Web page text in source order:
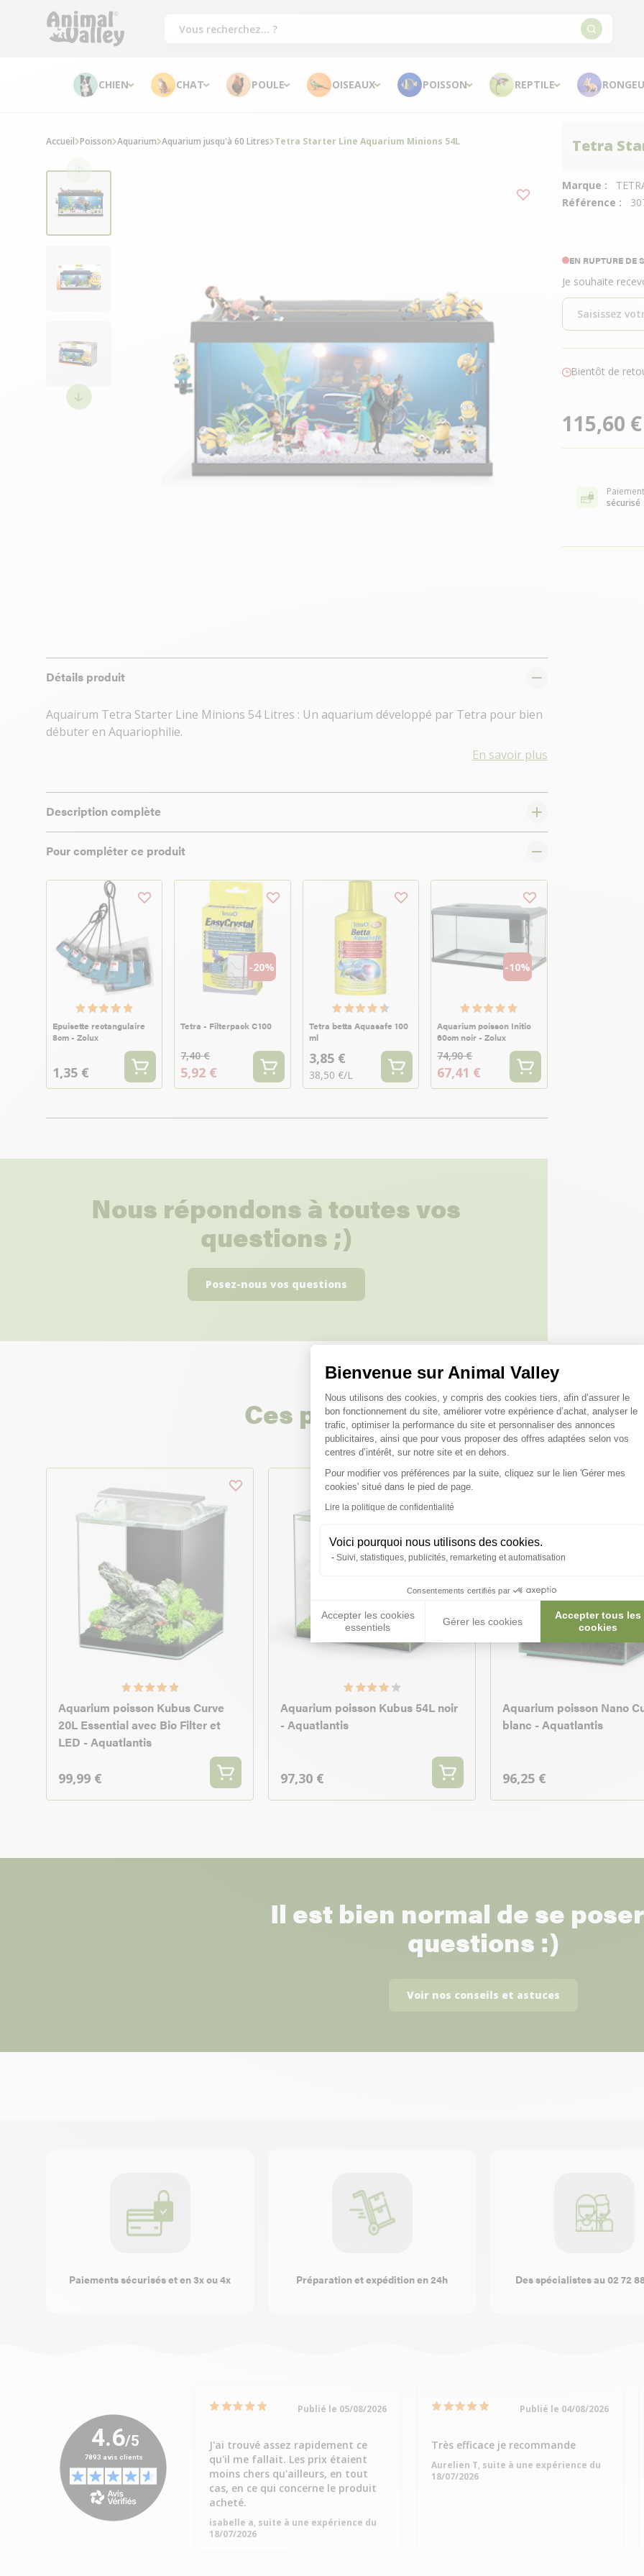
Bienvenue sur Animal Valley
Plateforme de Gestion du
Nous utilisons des cookies, y compris des cookies tiers, afin d’assurer le
bon fonctionnement du site, améliorer votre expérience d’achat, analyser le
trafic, optimiser la performance du site et personnaliser des annonces
publicitaires, ainsi que pour vous proposer des offres adaptées selon vos
centres d’intérêt, sur notre site et en dehors.
Pour modifier vos préférences par la suite, cliquez sur le lien 'Gérer mes
cookies' situé dans le pied de page.
Lire la politique de confidentialité
Voici pourquoi nous utilisons des cookies.
Suivi, statistiques, publicités, remarketing et automatisation
Consentements certifiés par
Accepter les cookies
essentiels
Gérer les cookies
Accepter tous les
cookies
Axeptio consent
CHIEN CHAT POULE OISEAUX POISSON REPTILE
Tetra
Marque :
Référence :
EN RUPTURE DE
Je souhaite
Bientôt de
115,60 €
Paiement
sécurisé
Détails produit
Aquairum Tetra Starter Line Minions 54 Litres : Un aquarium développé par Tetra pour bien
débuter en Aquariophilie.
En savoir plus
Description complète
Pour compléter ce produit
Epuisette rectangulaire
8cm - Zolux
1,35 €
-20%
Tetra - Filterpack C100
7,40 €
5,92 €
Tetra betta Aquasafe 100
ml
3,85 €
38,50 €/L
-10%
Aquarium poisson Initio
60cm noir - Zolux
74,90 €
67,41 €
Nous répondons à toutes vos
questions ;)
Posez-nous vos questions
Accueil Poisson Aquarium Aquarium jusqu'à 60 Litres Tetra Starter Line Aquarium Minions 54L
Ces produits peuvent vous
Aquarium poisson Kubus Curve
20L Essential avec Bio Filter et
LED - Aquatlantis
99,99 €
Aquarium poisson Kubus 54L noir
- Aquatlantis
97,30 €
Aquarium poisson Nano
blanc - Aquatlantis
96,25 €
Il est bien normal de se
questions :)
Voir nos conseils et astuces
Paiements sécurisés et en 3x ou 4x Préparation et expédition en 24h Des spécialistes au 02 72
Publié le 05/08/2026
J'ai trouvé assez rapidement ce
qu'il me fallait. Les prix étaient
moins chers qu'ailleurs, en tout
cas, en ce qui concerne le produit
acheté.
isabelle a, suite à une expérience du
18/07/2026
Publié le 04/08/2026
Très efficace je recommande
Aurelien T, suite à une expérience du
18/07/2026